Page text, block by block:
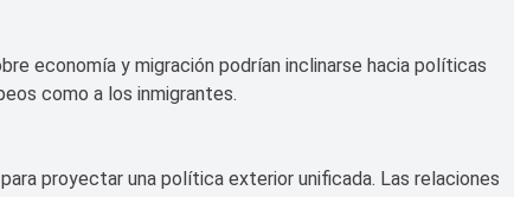
economía y migración podrían inclinarse hacia políticas
como a los inmigrantes.
proyectar una política exterior unificada. Las relaciones